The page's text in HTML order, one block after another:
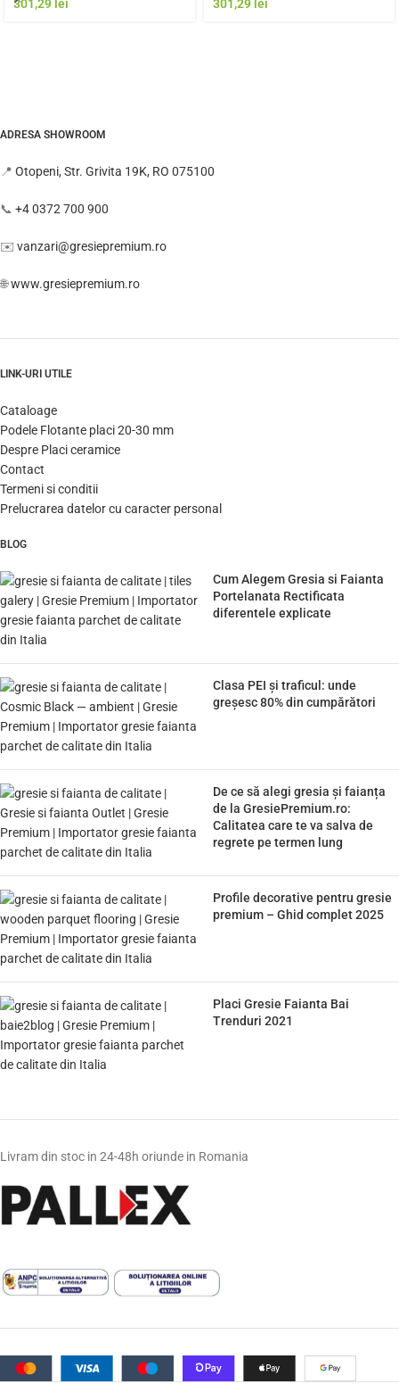
301,29 lei 301,29 lei
ADRESA SHOWROOM
📍 Otopeni, Str. Grivita 19K, RO 075100
📞 +4 0372 700 900
✉️ vanzari@gresiepremium.ro
🌐www.gresiepremium.ro
LINK-URI UTILE
Cataloage
Podele Flotante placi 20-30 mm
Despre Placi ceramice
Contact
Termeni si conditii
Prelucrarea datelor cu caracter personal
BLOG
Cum Alegem Gresia si Faianta
Portelanata Rectificata
diferentele explicate
Clasa PEI și traficul: unde
greșesc 80% din cumpărători
De ce să alegi gresia și faianța
de la GresiePremium.ro:
Calitatea care te va salva de
regrete pe termen lung
Profile decorative pentru gresie
premium – Ghid complet 2025
Placi Gresie Faianta Bai
Trenduri 2021
Livram din stoc in 24-48h oriunde in Romania